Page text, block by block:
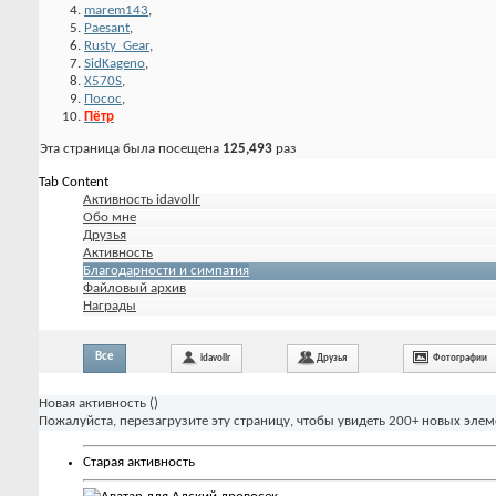
marem143,
Paesant,
Rusty_Gear,
SidKageno,
X570S,
Посос,
Пётр
Эта страница была посещена 125,493 раз
Tab Content
Активность idavollr
Обо мне
Друзья
Активность
Благодарности и симпатия
Файловый архив
Награды
Все idavollr Друзья Фотографии
Новая активность ()
Пожалуйста, перезагрузите эту страницу, чтобы увидеть 200+ новых
Старая активность